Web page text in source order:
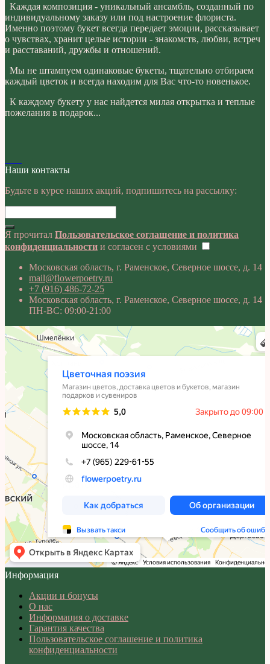
Каждая композиция - уникальный ансамбль, созданный по
индивидуальному заказу или под настроение флориста.
Именно поэтому букет всегда передает эмоции, рассказывает
о чувствах, хранит целые истории - знакомств, любви, встреч
и расставаний, дружбы и отношений.
Мы не штампуем одинаковые букеты, тщательно отбираем
каждый цветок и всегда находим для Вас что-то новенькое.
К каждому букету у нас найдется милая открытка и теплые
пожелания в подарок...
Наши контакты
Будьте в курсе наших акций, подпишитесь на рассылку:
Я прочитал Пользовательское соглашение и политика
конфиденциальности и согласен с условиями
Московская область, г. Раменское, Северное шоссе, д. 14
mail@flowerpoetry.ru
+7 (916) 486-72-25
Московская область, г. Раменское, Северное шоссе, д. 14
ПН-ВС: 09:00-21:00
Информация
Акции и бонусы
О нас
Информация о доставке
Гарантия качества
Пользовательское соглашение и политика
конфиденциальности